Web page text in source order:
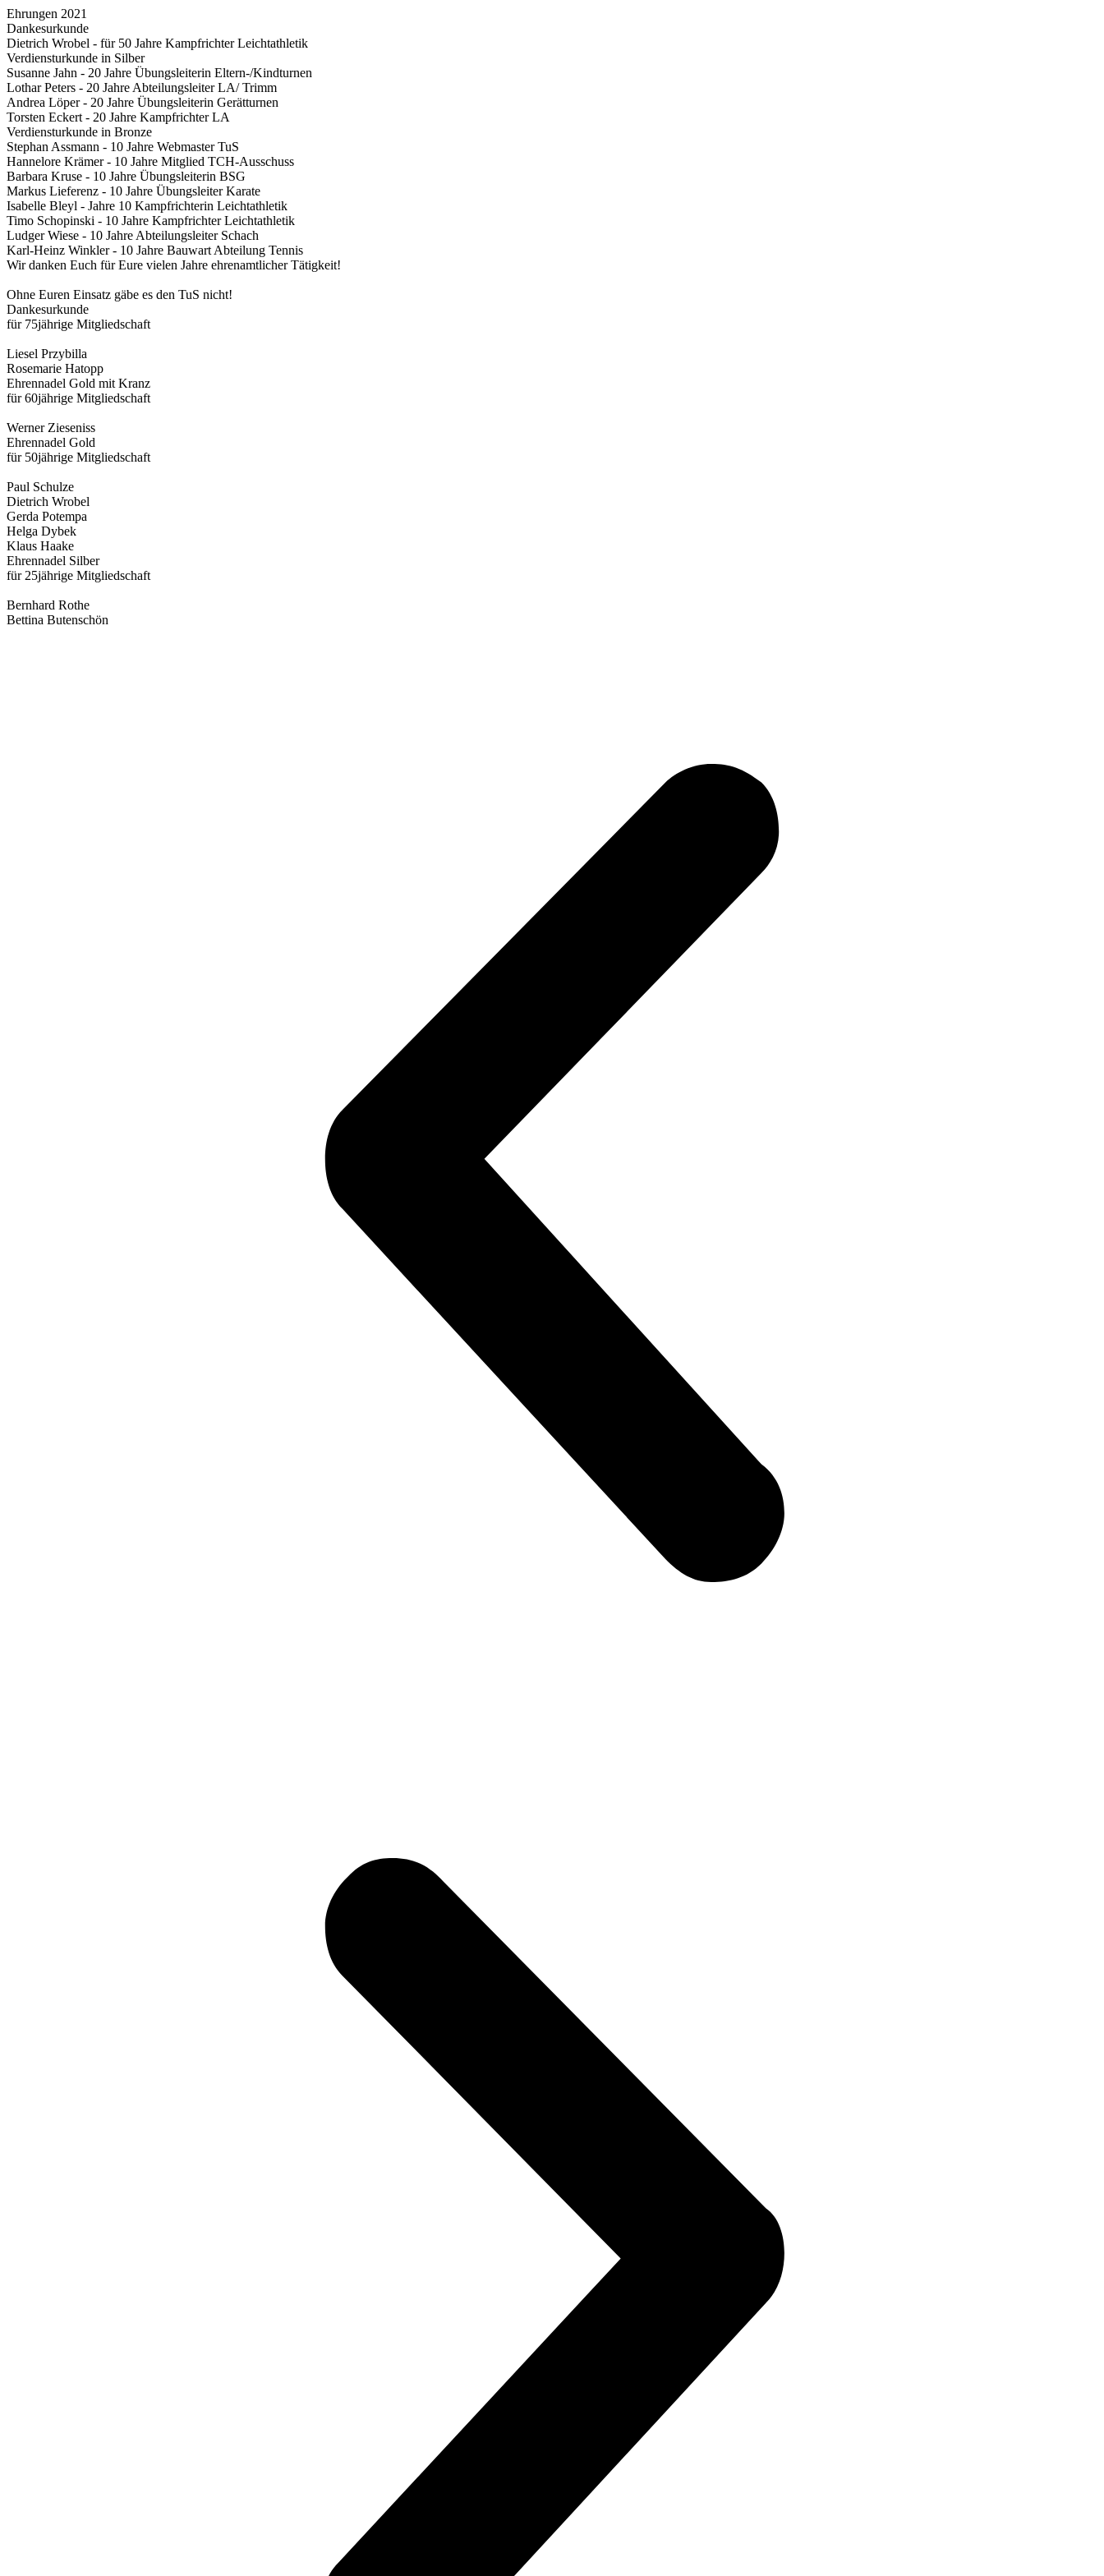
Ehrungen 2021
Dankesurkunde
Dietrich Wrobel - für 50 Jahre Kampfrichter Leichtathletik
Verdiensturkunde in Silber
Susanne Jahn - 20 Jahre Übungsleiterin Eltern-/Kindturnen
Lothar Peters - 20 Jahre Abteilungsleiter LA/ Trimm
Andrea Löper - 20 Jahre Übungsleiterin Gerätturnen
Torsten Eckert - 20 Jahre Kampfrichter LA
Verdiensturkunde in Bronze
Stephan Assmann - 10 Jahre Webmaster TuS
Hannelore Krämer - 10 Jahre Mitglied TCH-Ausschuss
Barbara Kruse - 10 Jahre Übungsleiterin BSG
Markus Lieferenz - 10 Jahre Übungsleiter Karate
Isabelle Bleyl - Jahre 10 Kampfrichterin Leichtathletik
Timo Schopinski - 10 Jahre Kampfrichter Leichtathletik
Ludger Wiese - 10 Jahre Abteilungsleiter Schach
Karl-Heinz Winkler - 10 Jahre Bauwart Abteilung Tennis
Wir danken Euch für Eure vielen Jahre ehrenamtlicher Tätigkeit!
Ohne Euren Einsatz gäbe es den TuS nicht!
Dankesurkunde
für 75jährige Mitgliedschaft
Liesel Przybilla
Rosemarie Hatopp
Ehrennadel Gold mit Kranz
für 60jährige Mitgliedschaft
Werner Zieseniss
Ehrennadel Gold
für 50jährige Mitgliedschaft
Paul Schulze
Dietrich Wrobel
Gerda Potempa
Helga Dybek
Klaus Haake
Ehrennadel Silber
für 25jährige Mitgliedschaft
Bernhard Rothe
Bettina Butenschön